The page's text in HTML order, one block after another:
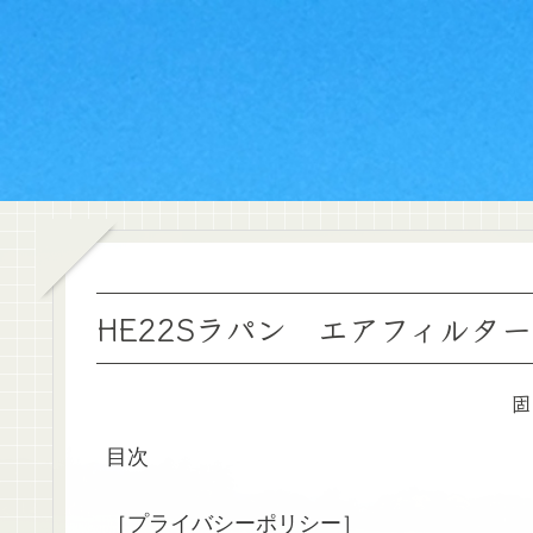
HE22Sラパン エアフィルタ
目次
［プライバシーポリシー］